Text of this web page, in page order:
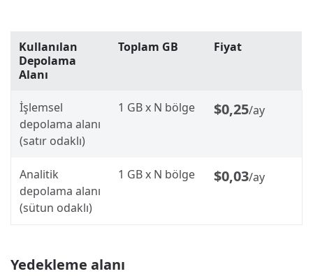
Kullanılan
Depolama
Alanı
Toplam GB Fiyat
İşlemsel
depolama alanı
(satır odaklı)
1 GB x N bölge $0,25/ay
Analitik
depolama alanı
(sütun odaklı)
1 GB x N bölge $0,03/ay
Yedekleme alanı